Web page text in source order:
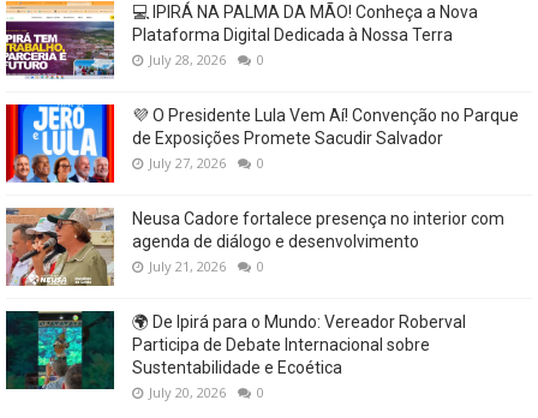
💻 IPIRÁ NA PALMA DA MÃO! Conheça a Nova
Plataforma Digital Dedicada à Nossa Terra
July 28, 2026 0
💜 O Presidente Lula Vem Aí! Convenção no Parque
de Exposições Promete Sacudir Salvador
July 27, 2026 0
Neusa Cadore fortalece presença no interior com
agenda de diálogo e desenvolvimento
July 21, 2026 0
🌍 De Ipirá para o Mundo: Vereador Roberval
Participa de Debate Internacional sobre
Sustentabilidade e Ecoética
July 20, 2026 0